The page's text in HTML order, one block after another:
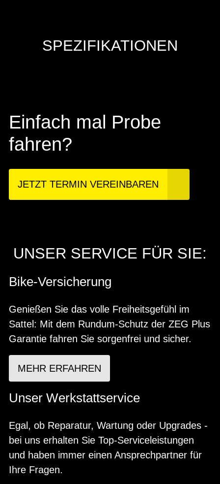
SPEZIFIKATIONEN
Einfach mal Probe
fahren?
JETZT TERMIN VEREINBAREN
UNSER SERVICE FÜR SIE:
Bike-Versicherung
Genießen Sie das volle Freiheitsgefühl im
Sattel: Mit dem Rundum-Schutz der ZEG Plus
Garantie fahren Sie sorgenfrei und sicher.
MEHR ERFAHREN
Unser Werkstattservice
Egal, ob Reparatur, Wartung oder Upgrades -
bei uns erhalten Sie Top-Serviceleistungen
und haben immer einen Ansprechpartner für
Ihre Fragen.